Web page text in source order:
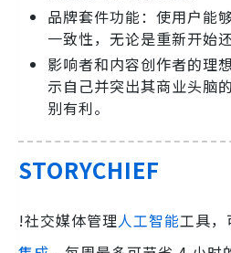
品牌套件功能：使用户能
一致性，无论是重新开始
影响者和内容创作者的理
示自己并突出其商业头脑
别有利。
STORYCHIEF
!社交媒体管理人工智能工具